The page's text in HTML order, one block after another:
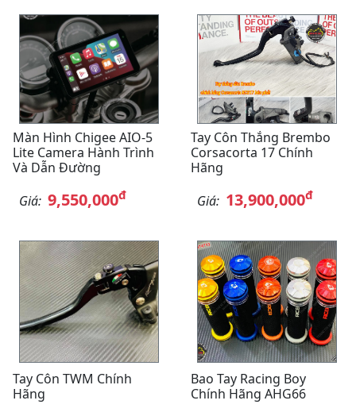
Màn Hình Chigee AIO-5
Lite Camera Hành Trình
Và Dẫn Đường
Giá: 9,550,000đ
Tay Côn Thắng Brembo
Corsacorta 17 Chính
Hãng
Giá: 13,900,000đ
Tay Côn TWM Chính
Hãng
Bao Tay Racing Boy
Chính Hãng AHG66